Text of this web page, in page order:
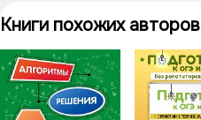
Книги похожих авторов